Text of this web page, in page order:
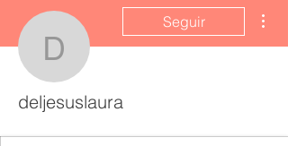
deljesuslaura
Seguir
deljesuslaura